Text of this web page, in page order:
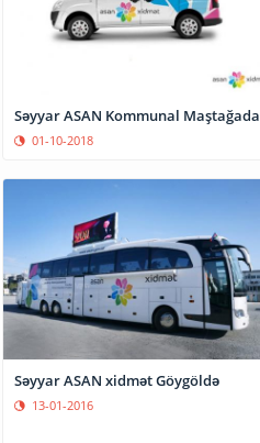
Səyyar ASAN Kommunal Maştağada
01-10-2018
Səyyar ASAN xidmət Göygöldə
13-01-2016